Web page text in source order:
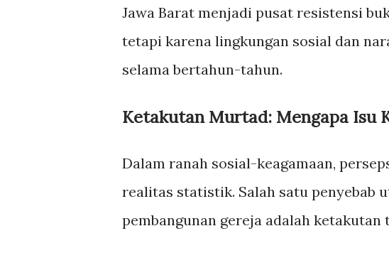
Jawa Barat menjadi pusat resistensi
tetapi karena lingkungan sosial dan
selama bertahun-tahun.
Ketakutan Murtad: Mengapa Isu
Dalam ranah sosial-keagamaan,
realitas statistik. Salah satu penyebab
pembangunan gereja adalah